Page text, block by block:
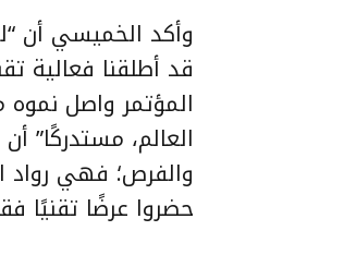
وأكد الخميسي أن
قد أطلقنا فعالية
المؤتمر واصل
العالم، مستدركًا”
والفرص؛ فهي رواد
حضروا عرضًا تقنيًا